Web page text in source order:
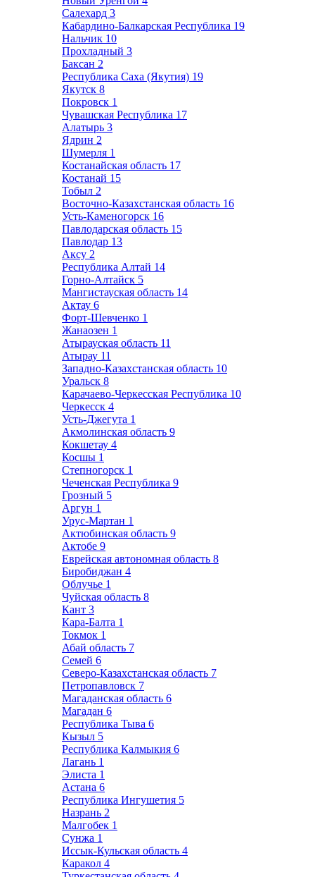
Салехард 3
Кабардино-Балкарская Республика 19
Нальчик 10
Прохладный 3
Баксан 2
Республика Саха (Якутия) 19
Якутск 8
Покровск 1
Чувашская Республика 17
Алатырь 3
Ядрин 2
Шумерля 1
Костанайская область 17
Костанай 15
Тобыл 2
Восточно-Казахстанская область 16
Усть-Каменогорск 16
Павлодарская область 15
Павлодар 13
Аксу 2
Республика Алтай 14
Горно-Алтайск 5
Мангистауская область 14
Актау 6
Форт-Шевченко 1
Жанаозен 1
Атырауская область 11
Атырау 11
Западно-Казахстанская область 10
Уральск 8
Карачаево-Черкесская Республика 10
Черкесск 4
Усть-Джегута 1
Акмолинская область 9
Кокшетау 4
Косшы 1
Степногорск 1
Чеченская Республика 9
Грозный 5
Аргун 1
Урус-Мартан 1
Актюбинская область 9
Актобе 9
Еврейская автономная область 8
Биробиджан 4
Облучье 1
Чуйская область 8
Кант 3
Кара-Балта 1
Токмок 1
Абай область 7
Семей 6
Северо-Казахстанская область 7
Петропавловск 7
Магаданская область 6
Магадан 6
Республика Тыва 6
Кызыл 5
Республика Калмыкия 6
Лагань 1
Элиста 1
Астана 6
Республика Ингушетия 5
Назрань 2
Малгобек 1
Сунжа 1
Иссык-Кульская область 4
Каракол 4